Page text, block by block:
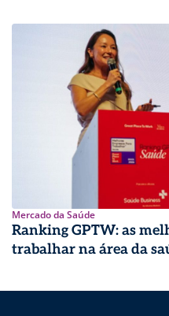
Mercado da Saúde
Ranking GPTW: as
trabalhar na área da